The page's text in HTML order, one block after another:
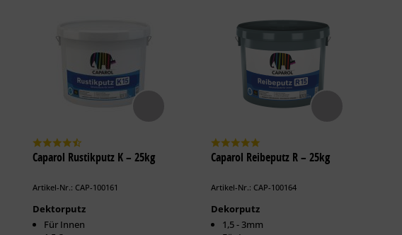
Caparol Rustikputz K – 25kg
Artikel-Nr.: CAP-100161
Dektorputz
Für Innen
Caparol Reibeputz R – 25kg
Artikel-Nr.: CAP-100164
Dekorputz
1,5 - 3mm